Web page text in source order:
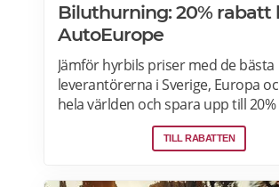
Biluthurning: 20% rabatt
AutoEurope
Jämför hyrbils priser med de bästa
leverantörerna i Sverige, Europa
hela världen och spara upp till
medlem! Upptäck speciella priser
TILL RABATTEN